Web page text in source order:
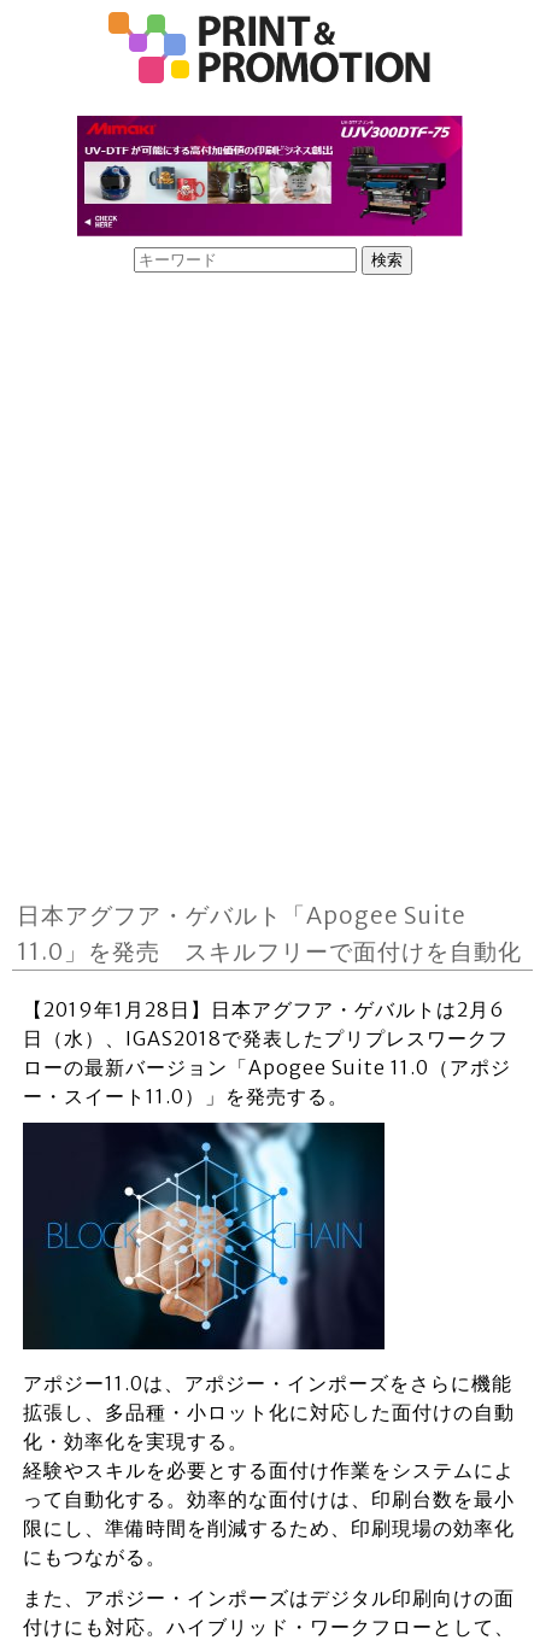
日本アグフア・ゲバルト「Apogee Suite
11.0」を発売 スキルフリーで面付けを自動化
【2019年1月28日】日本アグフア・ゲバルトは2月6
日（水）、IGAS2018で発表したプリプレスワークフ
ローの最新バージョン「Apogee Suite 11.0（アポジ
ー・スイート11.0）」を発売する。
アポジー11.0は、アポジー・インポーズをさらに機能
拡張し、多品種・小ロット化に対応した面付けの自動
化・効率化を実現する。
経験やスキルを必要とする面付け作業をシステムによ
って自動化する。効率的な面付けは、印刷台数を最小
限にし、準備時間を削減するため、印刷現場の効率化
にもつながる。
また、アポジー・インポーズはデジタル印刷向けの面
付けにも対応。ハイブリッド・ワークフローとして、